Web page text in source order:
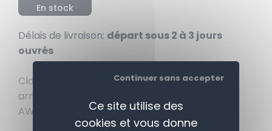
En stock
Délais de livraison: départ sous 2 à 3 jours
ouvrés
Clayette rilsanisée supplémentaire pour
armoires réfrigérées AW-RC200, AW-RCX200,
AW-RC400, AW-RCX400Ce site utilise des
cookies et vous donne
Continuer sans accepter